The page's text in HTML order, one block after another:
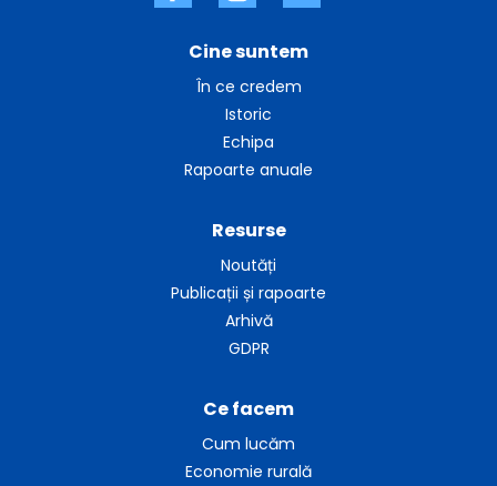
Cine suntem
În ce credem
Istoric
Echipa
Rapoarte anuale
Ce facem
Cum lucăm
Economie rurală
Resurse
Noutăți
Publicații și rapoarte
Arhivă
GDPR